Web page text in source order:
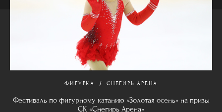
ФИГУРКА СНЕГИРЬ АРЕНА
Фестиваль по фигурному катанию «Золотая осень» на призы
СК «Снегирь Арена»